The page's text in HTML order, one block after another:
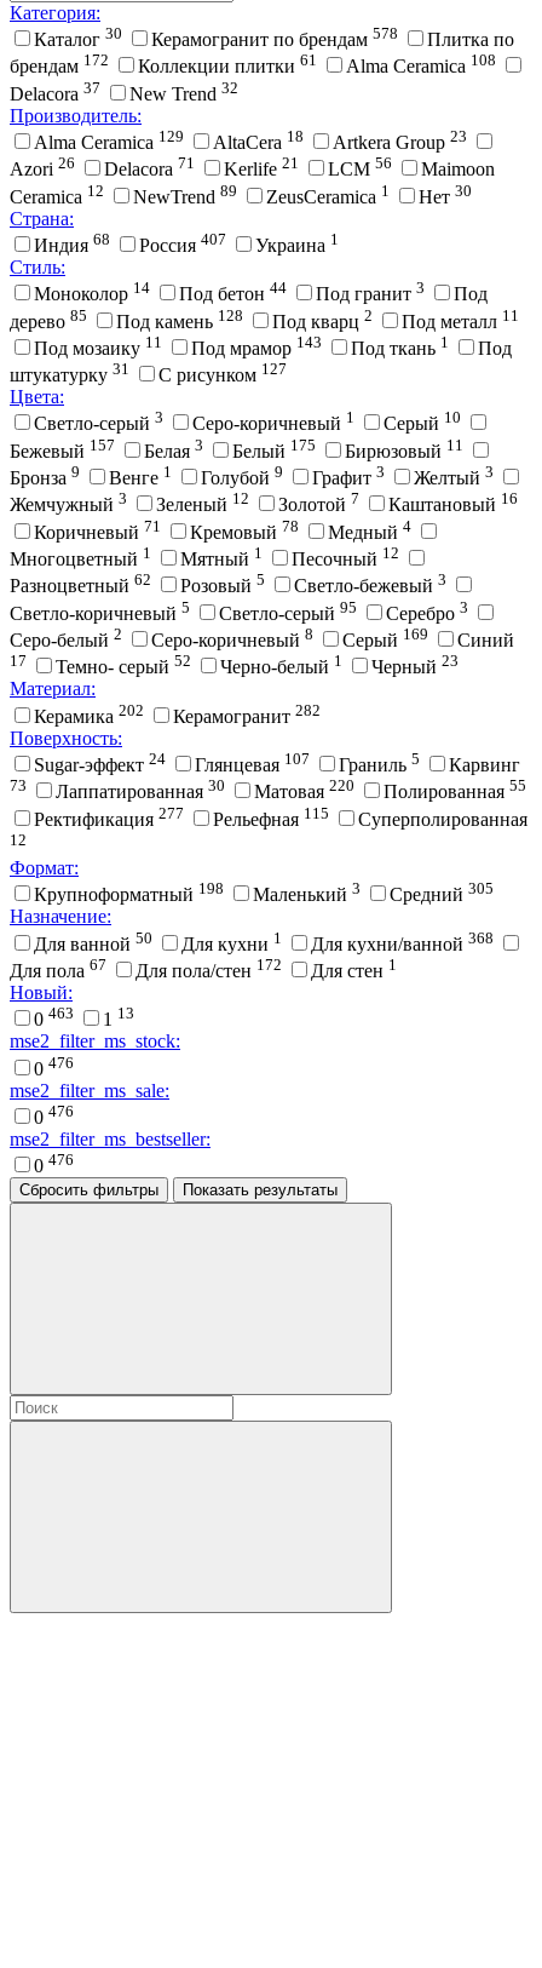
Категория:
Каталог 30 Керамогранит по брендам 578
Плитка по
брендам 172 Коллекции плитки 61 Alma Ceramica 108
Delacora 37 New Trend 32
Производитель:
Alma Ceramica 129 AltaCera 18 Artkera Group 23
Azori 26 Delacora 71 Kerlife 21 LCM 56
Maimoon
Ceramica 12 NewTrend 89 ZeusCeramica 1 Нет 30
Страна:
Индия 68 Россия 407 Украина 1
Стиль:
Моноколор 14 Под бетон 44 Под гранит 3
Под
дерево 85 Под камень 128 Под кварц 2 Под металл 11
Под мозаику 11 Под мрамор 143 Под ткань 1
Под
штукатурку 31 С рисунком 127
Цвета:
Cветло-серый 3 Cеро-коричневый 1 Cерый 10
Бежевый 157 Белая 3 Белый 175 Бирюзовый 11
Бронза 9 Венге 1 Голубой 9 Графит 3 Желтый 3
Жемчужный 3 Зеленый 12 Золотой 7 Каштановый 16
Коричневый 71 Кремовый 78 Медный 4
Многоцветный 1 Мятный 1 Песочный 12
Разноцветный 62 Розовый 5 Светло-бежевый 3
Светло-коричневый 5 Светло-серый 95 Серебро 3
Серо-белый 2 Серо-коричневый 8 Серый 169 Синий
17 Темно- серый 52 Черно-белый 1 Черный 23
Материал:
Керамика 202 Керамогранит 282
Поверхность:
Sugar-эффект 24 Глянцевая 107 Граниль 5 Карвинг
73 Лаппатированная 30 Матовая 220 Полированная 55
Ректификация 277 Рельефная 115 Суперполированная
12
Формат:
Крупноформатный 198 Маленький 3 Средний 305
Назначение:
Для ванной 50 Для кухни 1 Для кухни/ванной 368
Для пола 67 Для пола/стен 172 Для стен 1
Новый:
0 463 1 13
mse2_filter_ms_stock:
0 476
mse2_filter_ms_sale:
0 476
mse2_filter_ms_bestseller:
0 476
Сбросить фильтры
Показать результаты